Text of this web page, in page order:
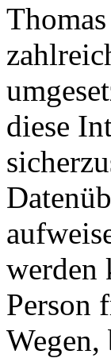
diese
werden
Person